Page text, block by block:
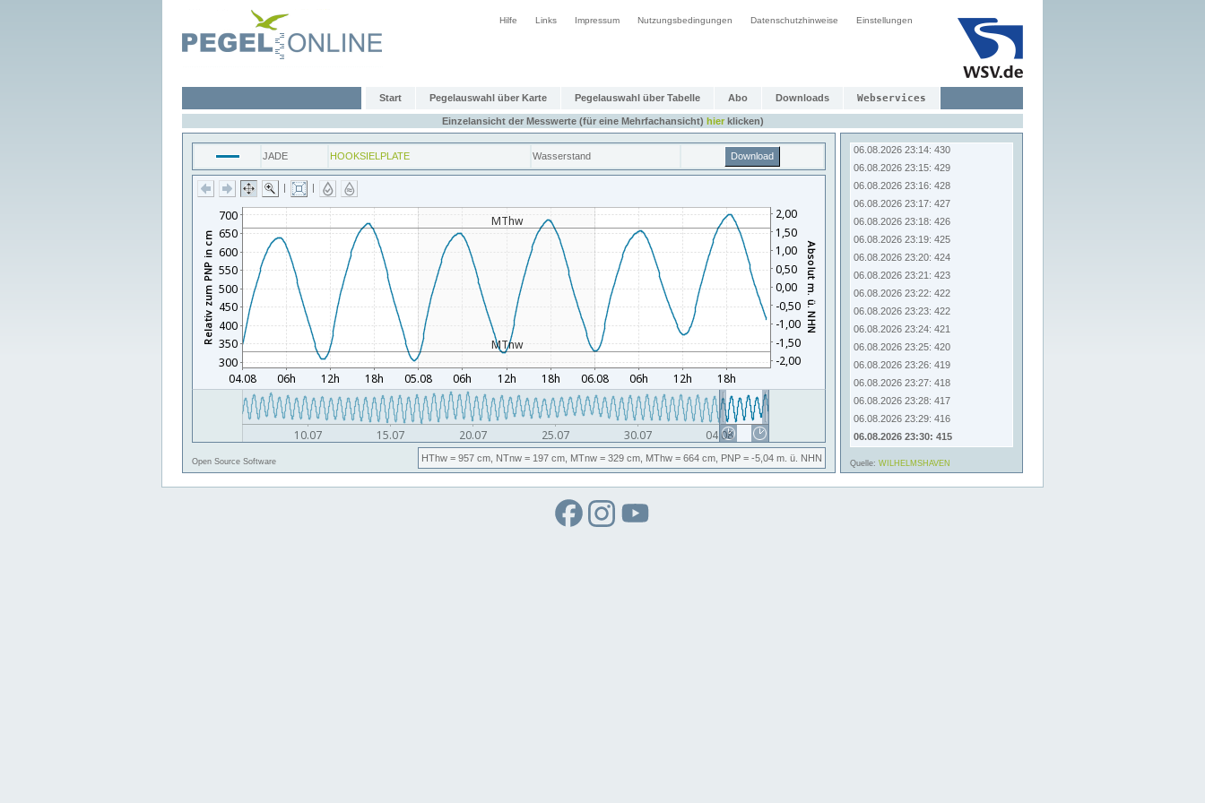
Hilfe Links Impressum Nutzungsbedingungen Datenschutzhinweise Einstellungen
Start Pegelauswahl über Karte Pegelauswahl über Tabelle Abo Downloads Webservices
Einzelansicht der Messwerte (für eine Mehrfachansicht) hierklicken)
JADE HOOKSIELPLATE Wasserstand Download
| |
Open Source Software HThw = 957 cm, NTnw = 197 cm, MTnw = 329 cm, MThw = 664 cm, PNP = -5,04 m. ü. NHN
06.08.2026 23:07: 437
06.08.2026 23:11: 432
06.08.2026 23:12: 432
06.08.2026 23:13: 430
06.08.2026 23:14: 430
06.08.2026 23:15: 429
06.08.2026 23:16: 428
06.08.2026 23:17: 427
06.08.2026 23:18: 426
06.08.2026 23:19: 425
06.08.2026 23:20: 424
06.08.2026 23:21: 423
06.08.2026 23:22: 422
06.08.2026 23:23: 422
06.08.2026 23:24: 421
06.08.2026 23:25: 420
06.08.2026 23:26: 419
06.08.2026 23:27: 418
06.08.2026 23:28: 417
06.08.2026 23:29: 416
06.08.2026 23:30: 415
Quelle: WILHELMSHAVEN